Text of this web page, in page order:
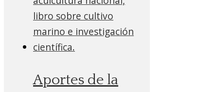
Aportes de la